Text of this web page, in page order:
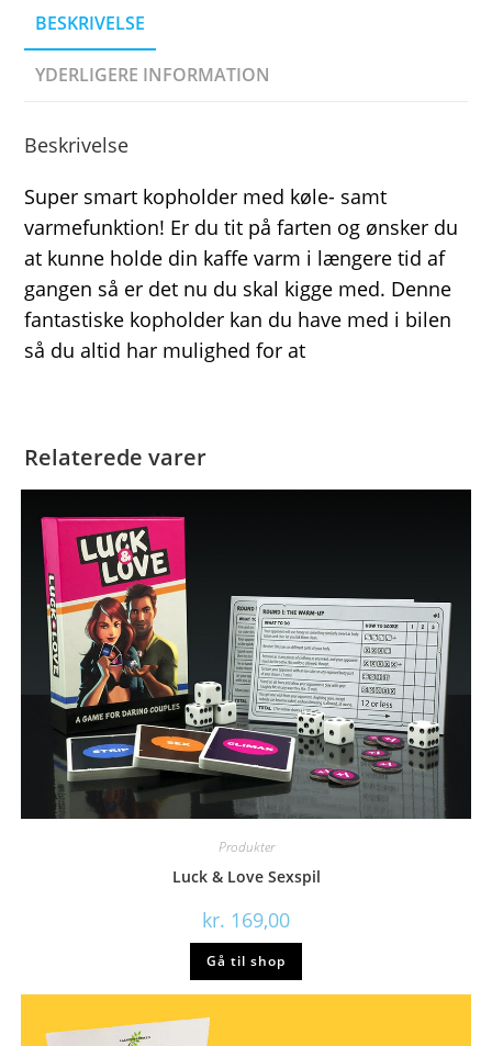
BESKRIVELSE
YDERLIGERE INFORMATION
Beskrivelse
Super smart kopholder med køle- samt
varmefunktion! Er du tit på farten og ønsker du
at kunne holde din kaffe varm i længere tid af
gangen så er det nu du skal kigge med. Denne
fantastiske kopholder kan du have med i bilen
så du altid har mulighed for at
Relaterede varer
Produkter
Luck & Love Sexspil
kr. 169,00
Gå til shop